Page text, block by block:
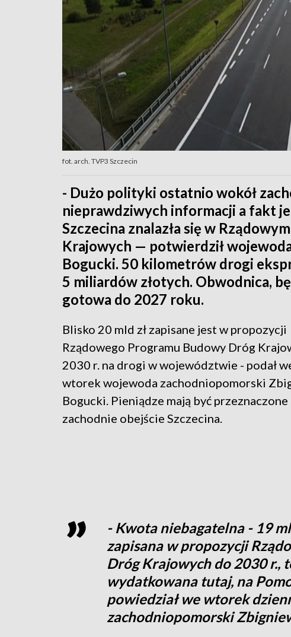
fot. arch. TVP3 Szczecin
- Dużo polityki ostatnio wokół
nieprawdziwych informacji a fakt
Szczecina znalazła się w
Krajowych — potwierdził
Bogucki. 50 kilometrów drogi
5 miliardów złotych. Obwodnica,
gotowa do 2027 roku.
Blisko 20 mld zł zapisane jest w propozycji
Rządowego Programu Budowy Dróg
2030 r. na drogi w województwie - podał
wtorek wojewoda zachodniopomorski
Bogucki. Pieniądze mają być przeznaczone
zachodnie obejście Szczecina.
- Kwota niebagatelna - 19
zapisana w propozycji
Dróg Krajowych do 2030 r.,
wydatkowana tutaj, na
powiedział we wtorek
zachodniopomorski